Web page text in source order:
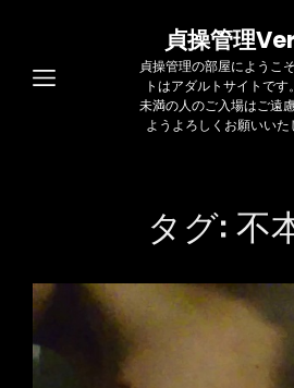
貞操管理
貞操管理の部屋にようこ
トはアダルトサイトです
未満の人のご入場はご遠
ようよろしくお願いいた
タグ:不